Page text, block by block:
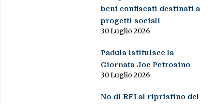
beni confiscati destinati a
progetti sociali
30 Luglio 2026
Padula istituisce la
Giornata Joe Petrosino
30 Luglio 2026
No di RFI al ripristino del